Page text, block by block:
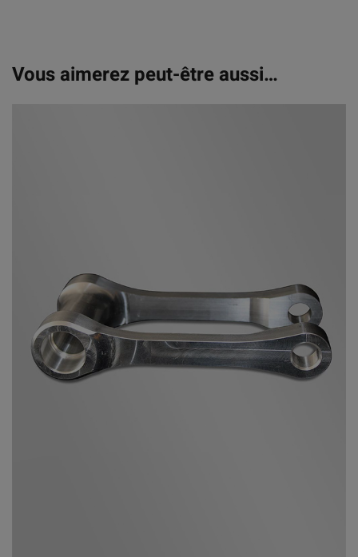
Vous aimerez peut-être aussi…